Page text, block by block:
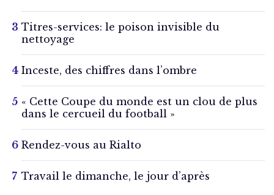
Titres-services: le poison invisible du
nettoyage
Inceste, des chiffres dans l’ombre
« Cette Coupe du monde est un clou de plus
dans le cercueil du football »
Rendez-vous au Rialto
Travail le dimanche, le jour d’après